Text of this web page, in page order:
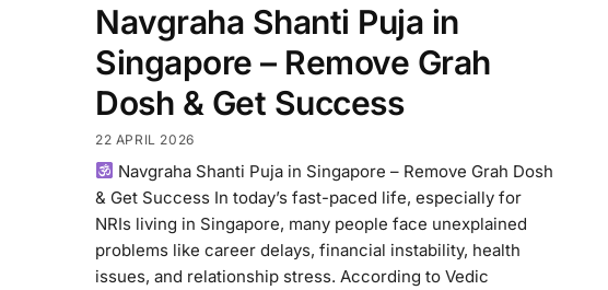
Navgraha Shanti Puja in
Singapore – Remove Grah
Dosh & Get Success
22 APRIL 2026
Navgraha Shanti Puja in Singapore – Remove Grah Dosh
& Get Success In today’s fast-paced life, especially for
NRIs living in Singapore, many people face unexplained
problems like career delays, financial instability, health
issues, and relationship stress. According to Vedic